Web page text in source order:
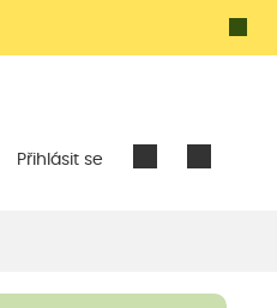
Přihlásit se